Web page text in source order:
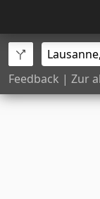
Feedback | Zur